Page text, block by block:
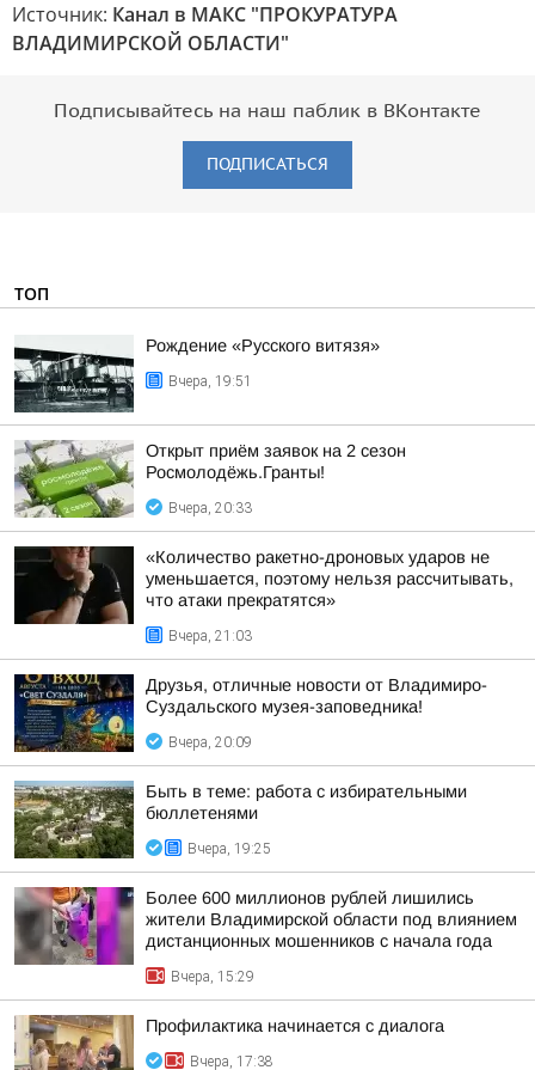
Источник: Канал в МАКС "ПРОКУРАТУРА
ВЛАДИМИРСКОЙ ОБЛАСТИ"
Подписывайтесь на наш паблик в ВКонтакте
ПОДПИСАТЬСЯ
ТОП
Рождение «Русского витязя»
Вчера, 19:51
Открыт приём заявок на 2 сезон
Росмолодёжь.Гранты!
Вчера, 20:33
«Количество ракетно-дроновых ударов не
уменьшается, поэтому нельзя рассчитывать,
что атаки прекратятся»
Вчера, 21:03
Друзья, отличные новости от Владимиро-
Суздальского музея-заповедника!
Вчера, 20:09
Быть в теме: работа с избирательными
бюллетенями
Вчера, 19:25
Более 600 миллионов рублей лишились
жители Владимирской области под влиянием
дистанционных мошенников с начала года
Вчера, 15:29
Профилактика начинается с диалога
Вчера, 17:38